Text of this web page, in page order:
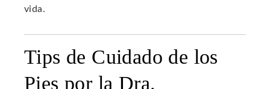
vida.
Tips de Cuidado de los
Pies por la Dra.